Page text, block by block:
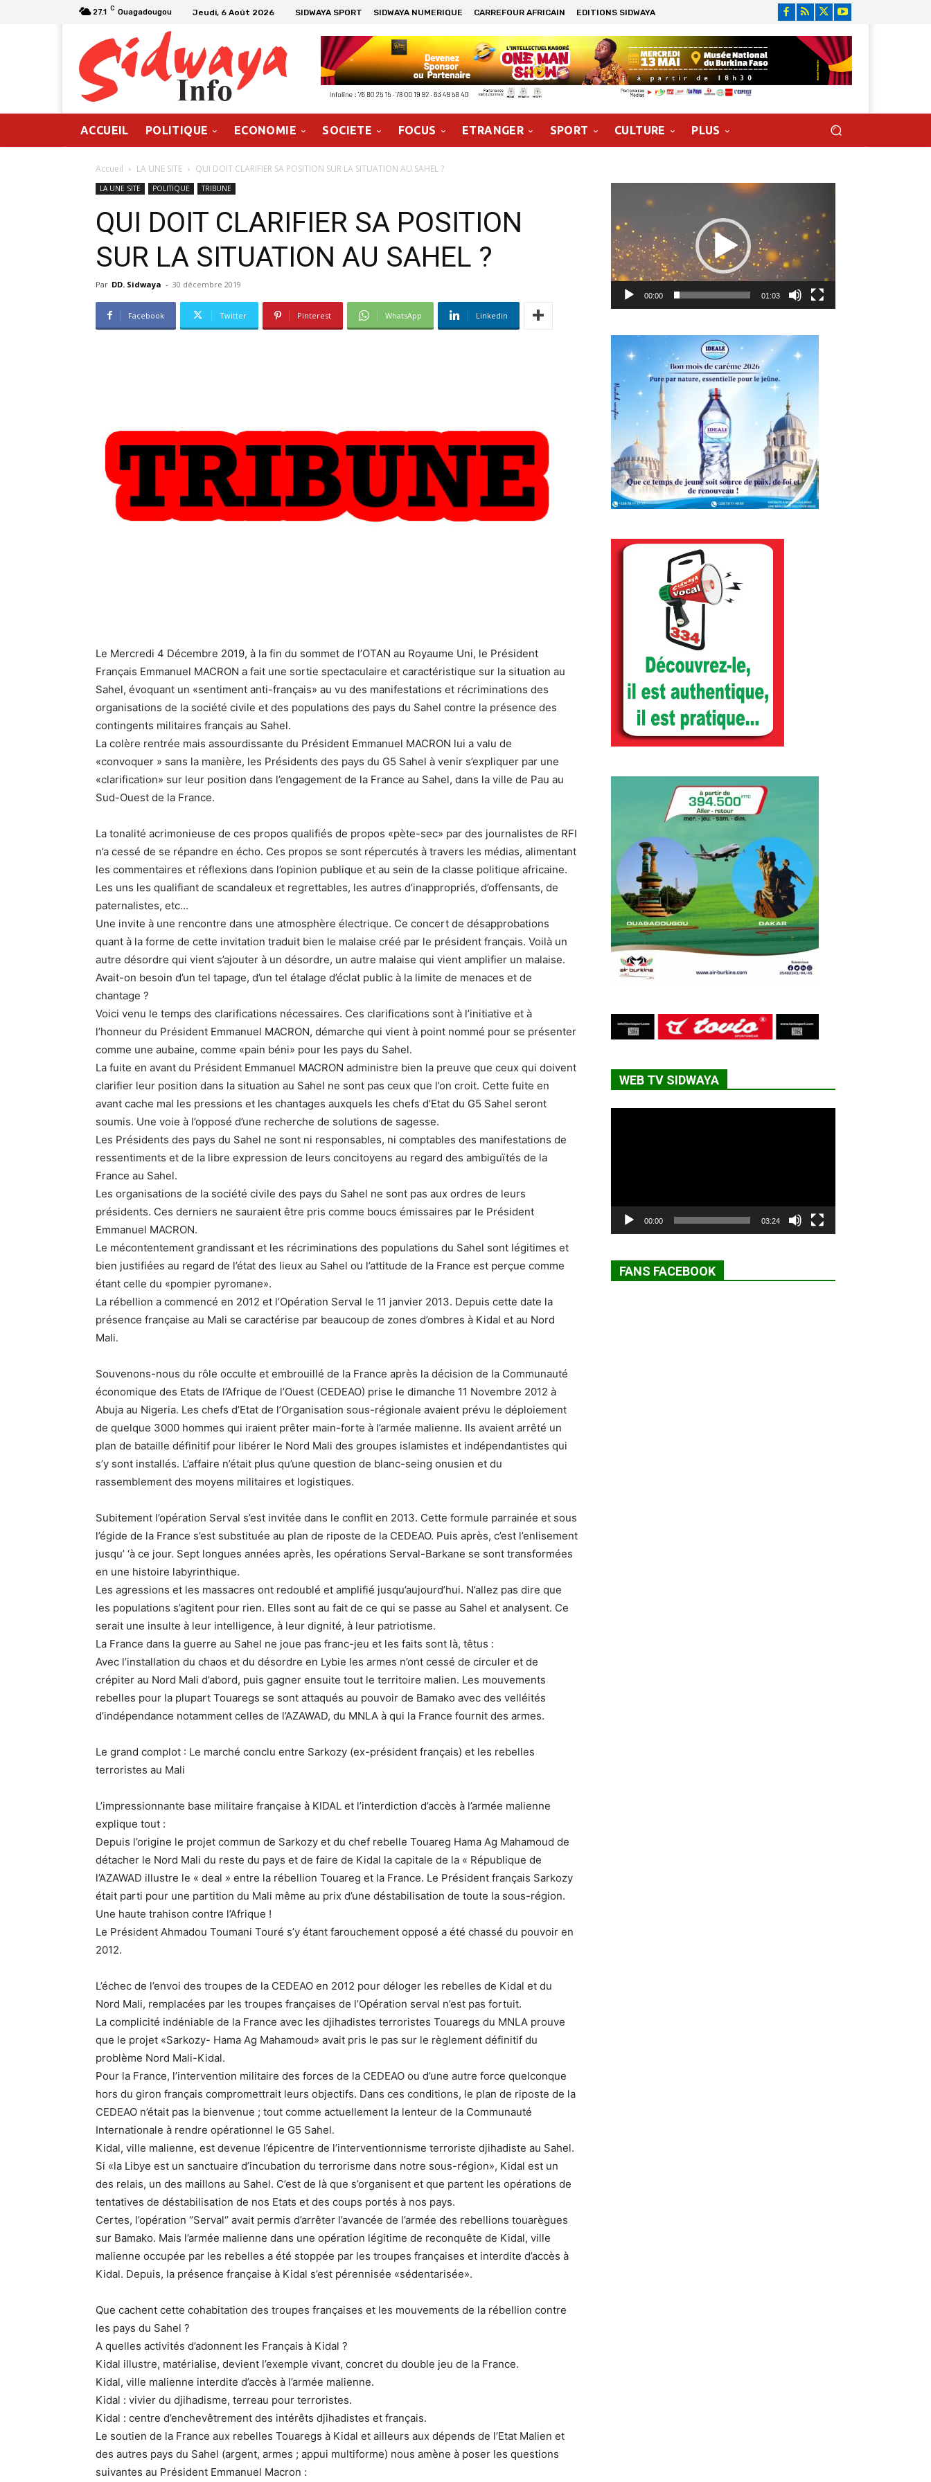
27.1 C Ouagadougou Jeudi, 6 Août 2026 SIDWAYA SPORT SIDWAYA NUMERIQUE CARREFOUR AFRICAIN EDITIONS SIDWAYA
ACCUEIL POLITIQUE ECONOMIE SOCIETE FOCUS ETRANGER SPORT CULTURE PLUS
Accueil LA UNE SITE QUI DOIT CLARIFIER SA POSITION SUR LA SITUATION AU SAHEL ?
LA UNE SITE POLITIQUE TRIBUNE
QUI DOIT CLARIFIER SA POSITION
SUR LA SITUATION AU SAHEL ?
Par DD. Sidwaya - 30 décembre 2019
Facebook Twitter Pinterest WhatsApp Linkedin
Le Mercredi 4 Décembre 2019, à la fin du sommet de l’OTAN au Royaume Uni, le Président
Français Emmanuel MACRON a fait une sortie spectaculaire et caractéristique sur la situation au
Sahel, évoquant un «sentiment anti-français» au vu des manifestations et récriminations des
organisations de la société civile et des populations des pays du Sahel contre la présence des
contingents militaires français au Sahel.
La colère rentrée mais assourdissante du Président Emmanuel MACRON lui a valu de
«convoquer » sans la manière, les Présidents des pays du G5 Sahel à venir s’expliquer par une
«clarification» sur leur position dans l’engagement de la France au Sahel, dans la ville de Pau au
Sud-Ouest de la France.
La tonalité acrimonieuse de ces propos qualifiés de propos «pète-sec» par des journalistes de RFI
n’a cessé de se répandre en écho. Ces propos se sont répercutés à travers les médias, alimentant
les commentaires et réflexions dans l’opinion publique et au sein de la classe politique africaine.
Les uns les qualifiant de scandaleux et regrettables, les autres d’inappropriés, d’offensants, de
paternalistes, etc…
Une invite à une rencontre dans une atmosphère électrique. Ce concert de désapprobations
quant à la forme de cette invitation traduit bien le malaise créé par le président français. Voilà un
autre désordre qui vient s’ajouter à un désordre, un autre malaise qui vient amplifier un malaise.
Avait-on besoin d’un tel tapage, d’un tel étalage d’éclat public à la limite de menaces et de
chantage ?
Voici venu le temps des clarifications nécessaires. Ces clarifications sont à l’initiative et à
l’honneur du Président Emmanuel MACRON, démarche qui vient à point nommé pour se présenter
comme une aubaine, comme «pain béni» pour les pays du Sahel.
La fuite en avant du Président Emmanuel MACRON administre bien la preuve que ceux qui doivent
clarifier leur position dans la situation au Sahel ne sont pas ceux que l’on croit. Cette fuite en
avant cache mal les pressions et les chantages auxquels les chefs d’Etat du G5 Sahel seront
soumis. Une voie à l’opposé d’une recherche de solutions de sagesse.
Les Présidents des pays du Sahel ne sont ni responsables, ni comptables des manifestations de
ressentiments et de la libre expression de leurs concitoyens au regard des ambiguïtés de la
France au Sahel.
Les organisations de la société civile des pays du Sahel ne sont pas aux ordres de leurs
présidents. Ces derniers ne sauraient être pris comme boucs émissaires par le Président
Emmanuel MACRON.
Le mécontentement grandissant et les récriminations des populations du Sahel sont légitimes et
bien justifiées au regard de l’état des lieux au Sahel ou l’attitude de la France est perçue comme
étant celle du «pompier pyromane».
La rébellion a commencé en 2012 et l’Opération Serval le 11 janvier 2013. Depuis cette date la
présence française au Mali se caractérise par beaucoup de zones d’ombres à Kidal et au Nord
Mali.
Souvenons-nous du rôle occulte et embrouillé de la France après la décision de la Communauté
économique des Etats de l’Afrique de l’Ouest (CEDEAO) prise le dimanche 11 Novembre 2012 à
Abuja au Nigeria. Les chefs d’Etat de l’Organisation sous-régionale avaient prévu le déploiement
de quelque 3000 hommes qui iraient prêter main-forte à l’armée malienne. Ils avaient arrêté un
plan de bataille définitif pour libérer le Nord Mali des groupes islamistes et indépendantistes qui
s’y sont installés. L’affaire n’était plus qu’une question de blanc-seing onusien et du
rassemblement des moyens militaires et logistiques.
Subitement l’opération Serval s’est invitée dans le conflit en 2013. Cette formule parrainée et sous
l’égide de la France s’est substituée au plan de riposte de la CEDEAO. Puis après, c’est l’enlisement
jusqu’ ‘à ce jour. Sept longues années après, les opérations Serval-Barkane se sont transformées
en une histoire labyrinthique.
Les agressions et les massacres ont redoublé et amplifié jusqu’aujourd’hui. N’allez pas dire que
les populations s’agitent pour rien. Elles sont au fait de ce qui se passe au Sahel et analysent. Ce
serait une insulte à leur intelligence, à leur dignité, à leur patriotisme.
La France dans la guerre au Sahel ne joue pas franc-jeu et les faits sont là, têtus :
Avec l’installation du chaos et du désordre en Lybie les armes n’ont cessé de circuler et de
crépiter au Nord Mali d’abord, puis gagner ensuite tout le territoire malien. Les mouvements
rebelles pour la plupart Touaregs se sont attaqués au pouvoir de Bamako avec des velléités
d’indépendance notamment celles de l’AZAWAD, du MNLA à qui la France fournit des armes.
Le grand complot : Le marché conclu entre Sarkozy (ex-président français) et les rebelles
terroristes au Mali
L’impressionnante base militaire française à KIDAL et l’interdiction d’accès à l’armée malienne
explique tout :
Depuis l’origine le projet commun de Sarkozy et du chef rebelle Touareg Hama Ag Mahamoud de
détacher le Nord Mali du reste du pays et de faire de Kidal la capitale de la « République de
l’AZAWAD illustre le « deal » entre la rébellion Touareg et la France. Le Président français Sarkozy
était parti pour une partition du Mali même au prix d’une déstabilisation de toute la sous-région.
Une haute trahison contre l’Afrique !
Le Président Ahmadou Toumani Touré s’y étant farouchement opposé a été chassé du pouvoir en
2012.
L’échec de l’envoi des troupes de la CEDEAO en 2012 pour déloger les rebelles de Kidal et du
Nord Mali, remplacées par les troupes françaises de l’Opération serval n’est pas fortuit.
La complicité indéniable de la France avec les djihadistes terroristes Touaregs du MNLA prouve
que le projet «Sarkozy- Hama Ag Mahamoud» avait pris le pas sur le règlement définitif du
problème Nord Mali-Kidal.
Pour la France, l’intervention militaire des forces de la CEDEAO ou d’une autre force quelconque
hors du giron français compromettrait leurs objectifs. Dans ces conditions, le plan de riposte de la
CEDEAO n’était pas la bienvenue ; tout comme actuellement la lenteur de la Communauté
Internationale à rendre opérationnel le G5 Sahel.
Kidal, ville malienne, est devenue l’épicentre de l’interventionnisme terroriste djihadiste au Sahel.
Si «la Libye est un sanctuaire d’incubation du terrorisme dans notre sous-région», Kidal est un
des relais, un des maillons au Sahel. C’est de là que s’organisent et que partent les opérations de
tentatives de déstabilisation de nos Etats et des coups portés à nos pays.
Certes, l’opération ‘’Serval‘’ avait permis d’arrêter l’avancée de l’armée des rebellions touarègues
sur Bamako. Mais l’armée malienne dans une opération légitime de reconquête de Kidal, ville
malienne occupée par les rebelles a été stoppée par les troupes françaises et interdite d’accès à
Kidal. Depuis, la présence française à Kidal s’est pérennisée «sédentarisée».
Que cachent cette cohabitation des troupes françaises et les mouvements de la rébellion contre
les pays du Sahel ?
A quelles activités d’adonnent les Français à Kidal ?
Kidal illustre, matérialise, devient l’exemple vivant, concret du double jeu de la France.
Kidal, ville malienne interdite d’accès à l’armée malienne.
Kidal : vivier du djihadisme, terreau pour terroristes.
Kidal : centre d’enchevêtrement des intérêts djihadistes et français.
Le soutien de la France aux rebelles Touaregs à Kidal et ailleurs aux dépends de l’Etat Malien et
des autres pays du Sahel (argent, armes ; appui multiforme) nous amène à poser les questions
suivantes au Président Emmanuel Macron :
00:00 01:03
WEB TV SIDWAYA
00:00 03:24
FANS FACEBOOK